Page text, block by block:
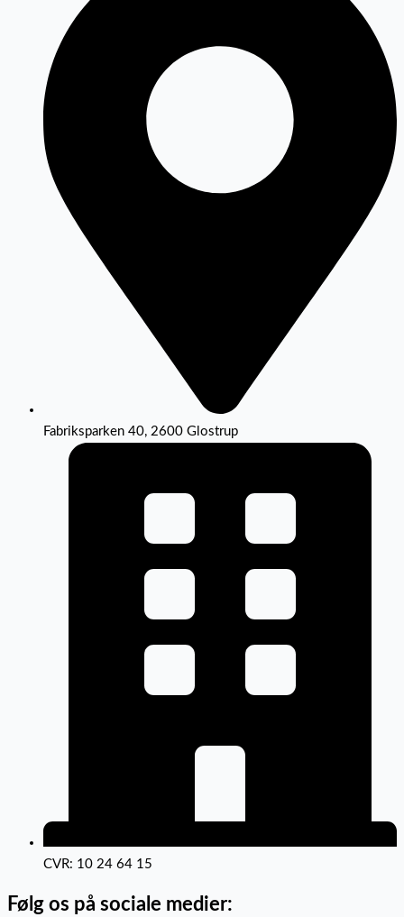
Fabriksparken 40, 2600 Glostrup
CVR: 10 24 64 15
Følg os på sociale medier: